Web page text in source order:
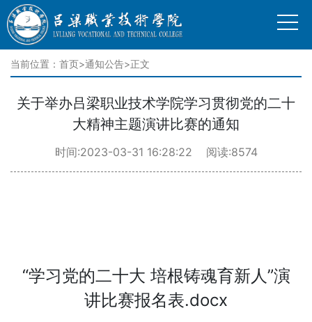
当前位置： 首页>通知公告>正文
关于举办吕梁职业技术学院学习贯彻党的二十
大精神主题演讲比赛的通知
时间:2023-03-31 16:28:22 阅读:8574
“学习党的二十大 培根铸魂育新人”演
讲比赛报名表.docx